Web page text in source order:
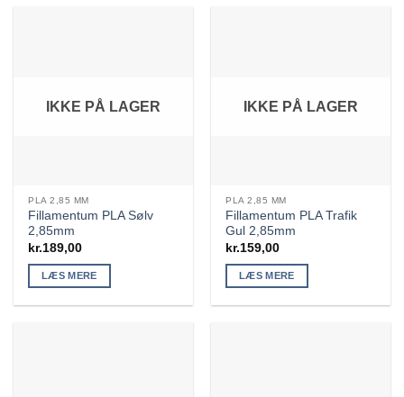
IKKE PÅ LAGER
PLA 2,85 MM
Fillamentum PLA Sølv
2,85mm
kr.189,00
LÆS MERE
IKKE PÅ LAGER
PLA 2,85 MM
Fillamentum PLA Trafik
Gul 2,85mm
kr.159,00
LÆS MERE